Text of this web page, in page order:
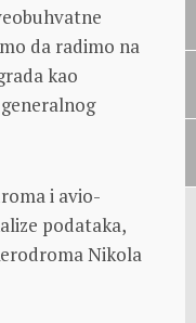
da radimo na
kao
i avio-
podataka,
Nikola